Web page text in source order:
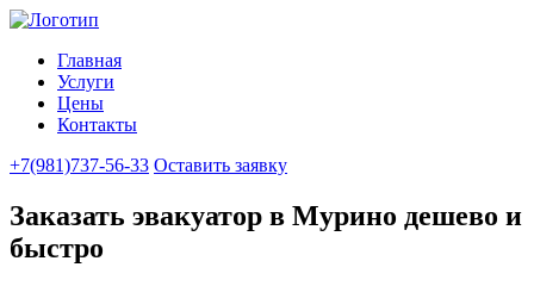
Главная
Услуги
Цены
Контакты
+7(981)737-56-33 Оставить заявку
Заказать эвакуатор в Мурино дешево и
быстро